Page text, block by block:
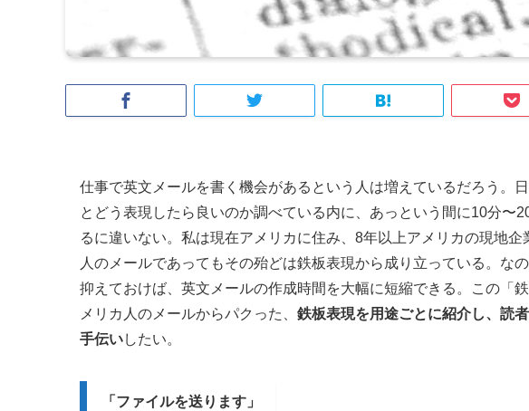
仕事で英文メールを書く機会があるという人は増えているだろう。
とどう表現したら良いのか調べている内に、あっという間に10分〜
るに違いない。私は現在アメリカに住み、8年以上アメリカの現地
人のメールであってもその殆どは鉄板表現から成り立っている。な
抑えておけば、英文メールの作成時間を大幅に短縮できる。この「
メリカ人のメールからパクった、 鉄板表現を用途ごとに紹介し、読
手伝いしたい。
「ファイルを送ります」